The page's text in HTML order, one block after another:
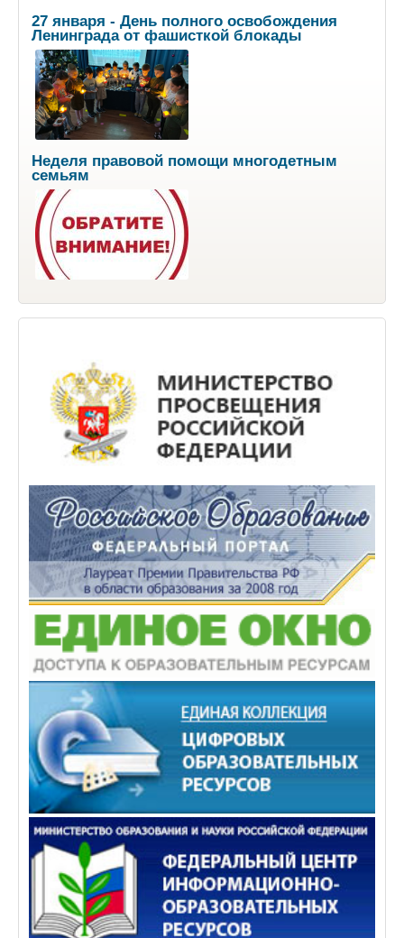
27 января - День полного освобождения
Ленинграда от фашисткой блокады
Неделя правовой помощи многодетным
семьям